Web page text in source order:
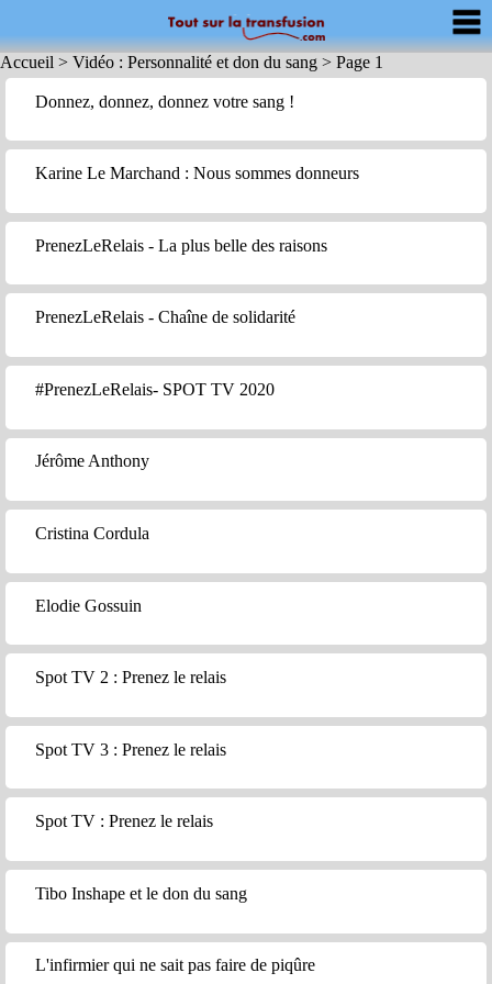
Accueil > Vidéo : Personnalité et don du sang > Page 1
Donnez, donnez, donnez votre sang !
Karine Le Marchand : Nous sommes donneurs
PrenezLeRelais - La plus belle des raisons
PrenezLeRelais - Chaîne de solidarité
#PrenezLeRelais- SPOT TV 2020
Jérôme Anthony
Cristina Cordula
Elodie Gossuin
Spot TV 2 : Prenez le relais
Spot TV 3 : Prenez le relais
Spot TV : Prenez le relais
Tibo Inshape et le don du sang
L'infirmier qui ne sait pas faire de piqûre